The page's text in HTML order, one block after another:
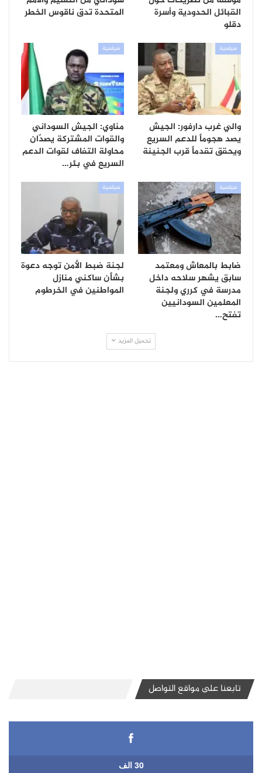
القبائل الحدودية وأسرة
دقلو
المتحدة تدق ناقوس الخطر
سياسية
والي غرب دارفور: الجيش
يصد هجوماً للدعم السريع
ويحقق تقدماً قرب الجنينة
سياسية
مناوي: الجيش السوداني
والقوات المشتركة يصدّان
محاولة التفاف لقوات الدعم
السريع في بئر…
سياسية
ضابط بالمعاش ومعتمد
سابق يشهر سلاحه داخل
مدرسة في كرري ولجنة
المعلمين السودانيين
تفتح…
سياسية
لجنة ضبط الأمن توجه دعوة
بشأن ساكني منازل
المواطنين في الخرطوم
تحميل المزيد
تابعنا على مواقع التواصل
30 الف